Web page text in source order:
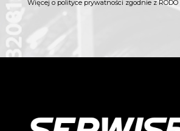
Więcej o polityce prywatności zgodnie z RODO